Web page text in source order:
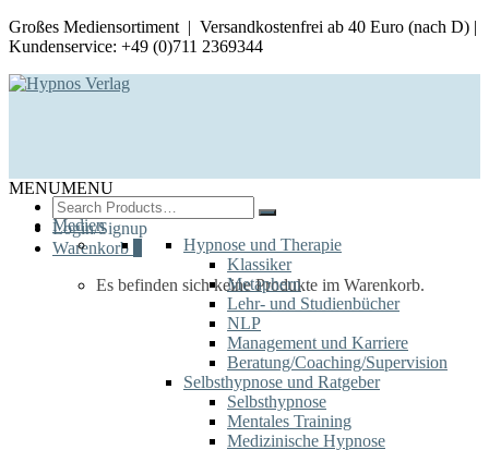
Großes Mediensortiment | Versandkostenfrei ab 40 Euro (nach D) |
Kundenservice: +49 (0)711 2369344
Search
for:
Login/Signup
Warenkorb
Es befinden sich keine Produkte im Warenkorb.
MENUMENU
Medien
Hypnose und Therapie
Klassiker
Metaphern
Lehr- und Studienbücher
NLP
Management und Karriere
Beratung/Coaching/Supervision
Selbsthypnose und Ratgeber
Selbsthypnose
Mentales Training
Medizinische Hypnose